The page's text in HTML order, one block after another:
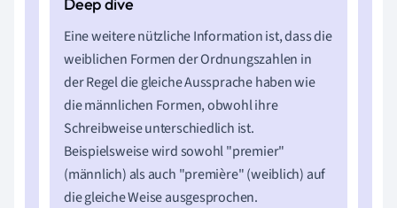
Eine weitere nützliche Information ist, dass die
weiblichen Formen der Ordnungszahlen in
der Regel die gleiche Aussprache haben wie
die männlichen Formen, obwohl ihre
Schreibweise unterschiedlich ist.
Beispielsweise wird sowohl "premier"
(männlich) als auch "première" (weiblich) auf
die gleiche Weise ausgesprochen.